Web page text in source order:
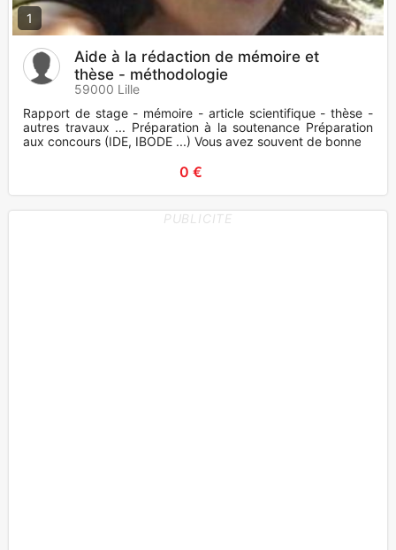
1
Aide à la rédaction de mémoire et
thèse - méthodologie
59000 Lille
Rapport de stage - mémoire - article scientifique - thèse -
autres travaux ... Préparation à la soutenance Préparation
aux concours (IDE, IBODE ...) Vous avez souvent de bonne
0 €
PUBLICITE